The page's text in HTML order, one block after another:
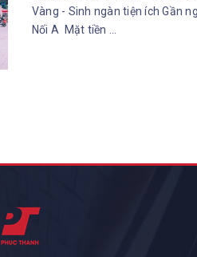
Vàng - Sinh ngàn tiện ích Gần ngay KCN lớn: KCN Thăng Long, KCN Phố Nối B, KCN Phố
Nối A Mặt tiền ...